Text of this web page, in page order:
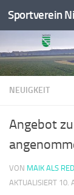
Zum Inhalt
Sportverein
NEUIGKEIT
Angebot
VON MAIK ALS
AKTUALISIERT 10.